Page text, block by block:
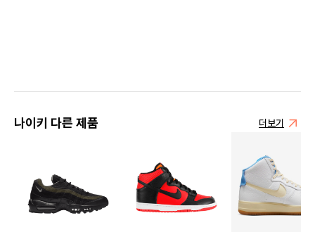
나이키 다른 제품 더보기